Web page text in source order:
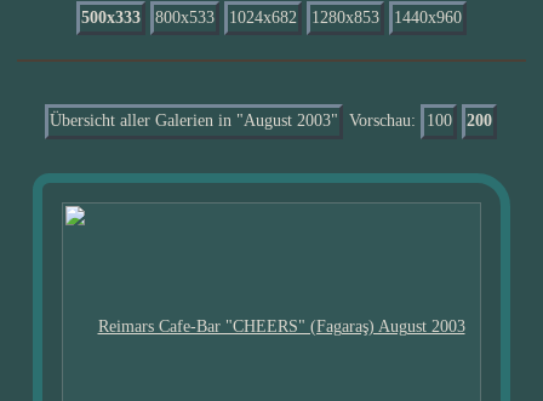
500x333 800x533 1024x682 1280x853 1440x960
Übersicht aller Galerien in "August 2003" Vorschau: 100 200